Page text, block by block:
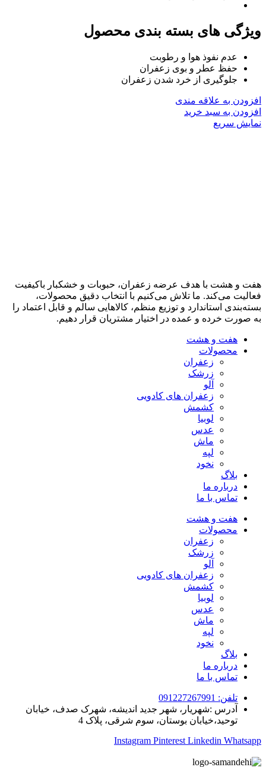
ویژگی های بسته بندی محصول
عدم نفوذ هوا و رطوبت
حفظ عطر و بوی زعفران
جلوگیری از خرد شدن زعفران
افزودن به علاقه مندی
افزودن به سبد خرید
نمایش سریع
هفت و هشت با هدف عرضه زعفران، حبوبات و خشکبار باکیفیت
فعالیت می‌کند. ما تلاش می‌کنیم با انتخاب دقیق محصولات،
بسته‌بندی استاندارد و توزیع منظم، کالاهایی سالم و قابل اعتماد را
به صورت خرده و عمده در اختیار مشتریان قرار دهیم.
هفت و هشت
محصولات
زعفران
زرشک
آلو
زعفران های کادویی
کشمش
لوبیا
عدس
ماش
لپه
نخود
بلاگ
درباره ما
تماس با ما
هفت و هشت
محصولات
زعفران
زرشک
آلو
زعفران های کادویی
کشمش
لوبیا
عدس
ماش
لپه
نخود
بلاگ
درباره ما
تماس با ما
تلفن: 091227267991
آدرس :شهریار، شهر جدید اندیشه، شهرک صدف، خیابان
توحید،خیابان بوستان، سوم شرقی، پلاک 4
Instagram Pinterest Linkedin Whatsapp